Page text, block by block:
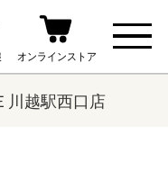
川越駅西口店